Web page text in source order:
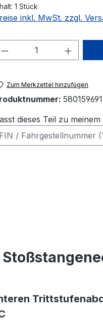
1 Stück
inkl. MwSt. zzgl.
Produkt Anzahl:
Zum Merkzettel hinzufügen
dieses Teil zu